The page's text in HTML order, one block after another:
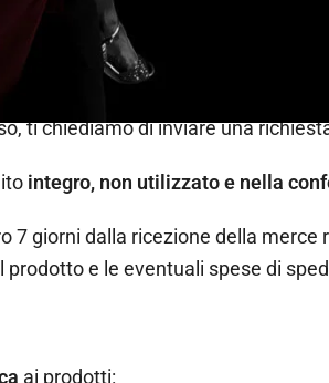
entro
ti chiediamo di inviare una
integro, non utilizzato e nella
7 giorni dalla ricezione della
e le eventuali spese di
ai prodotti: